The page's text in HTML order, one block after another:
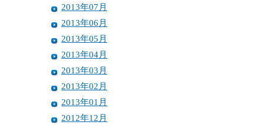
2013年07月
2013年06月
2013年05月
2013年04月
2013年03月
2013年02月
2013年01月
2012年12月